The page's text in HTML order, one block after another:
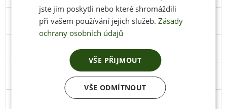
291 106 Stáhnout
297 108
305 111
jste jim poskytli nebo které shromáždili
při vašem používání jejich služeb. Zásady
ochrany osobních údajů
VŠE PŘIJMOUT
VŠE ODMÍTNOUT